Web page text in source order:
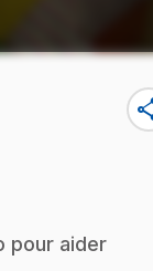
pour aider